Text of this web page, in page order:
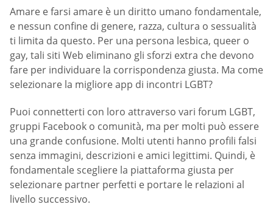
Amare e farsi amare è un diritto umano fondamentale,
e nessun confine di genere, razza, cultura o sessualità
ti limita da questo. Per una persona lesbica, queer o
gay, tali siti Web eliminano gli sforzi extra che devono
fare per individuare la corrispondenza giusta. Ma come
selezionare la migliore app di incontri LGBT?
Puoi connetterti con loro attraverso vari forum LGBT,
gruppi Facebook o comunità, ma per molti può essere
una grande confusione. Molti utenti hanno profili falsi
senza immagini, descrizioni e amici legittimi. Quindi, è
fondamentale scegliere la piattaforma giusta per
selezionare partner perfetti e portare le relazioni al
livello successivo.